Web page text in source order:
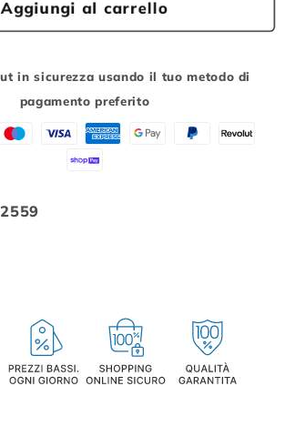
Ruota
Anteriore
Disk
EKO
Dado
Aggiungi al carrello
in sicurezza usando il tuo metodo di
pagamento preferito